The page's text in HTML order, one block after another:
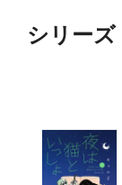
シリーズ